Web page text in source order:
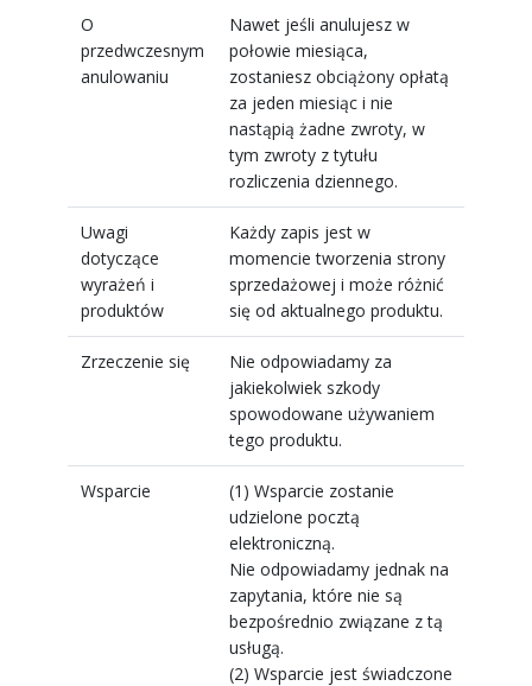
O
przedwczesnym
anulowaniu
Nawet jeśli anulujesz w
połowie miesiąca,
zostaniesz obciążony opłatą
za jeden miesiąc i nie
nastąpią żadne zwroty, w
tym zwroty z tytułu
rozliczenia dziennego.
Uwagi
dotyczące
wyrażeń i
produktów
Każdy zapis jest w
momencie tworzenia strony
sprzedażowej i może różnić
się od aktualnego produktu.
Zrzeczenie się
Nie odpowiadamy za
jakiekolwiek szkody
spowodowane używaniem
tego produktu.
Wsparcie
(1) Wsparcie zostanie
udzielone pocztą
elektroniczną.
Nie odpowiadamy jednak na
zapytania, które nie są
bezpośrednio związane z tą
usługą.
(2) Wsparcie jest świadczone